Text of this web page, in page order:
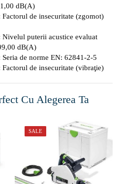
dB(A)
de insecuritate (zgomot)
puterii acustice evaluat
dB(A)
de norme EN: 62841-2-5
de insecuritate (vibraţie)
Cu Alegerea Ta
SALE